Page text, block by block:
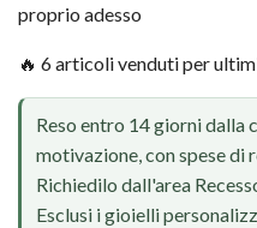
proprio adesso
🔥 6 articoli venduti per
Reso entro 14 giorni dalla
motivazione, con spese di
Richiedilo dall'area
Esclusi i gioielli